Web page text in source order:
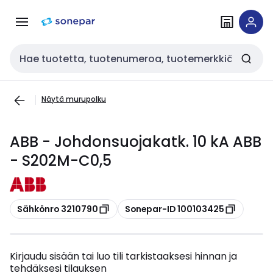
navigointiinsisältöön
Haku
Näytä murupolku
ABB - Johdonsuojakatk. 10 kA ABB
- S202M-C0,5
Kopioi
Sähkönro 3210790 Kopioi
Sonepar-ID 100103425
Kirjaudu sisään tai luo tili tarkistaaksesi hinnan ja
tehdäksesi tilauksen